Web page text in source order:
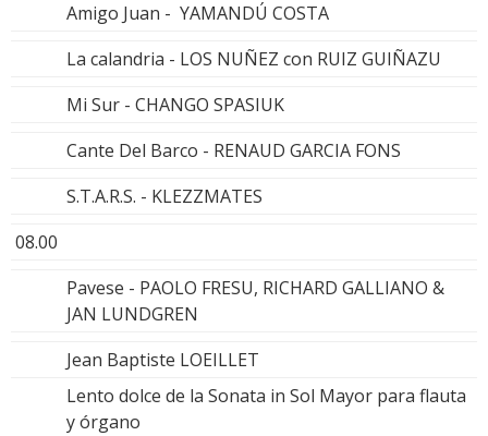
Amigo Juan - YAMANDÚ COSTA
La calandria - LOS NUÑEZ con RUIZ GUIÑAZU
Mi Sur - CHANGO SPASIUK
Cante Del Barco - RENAUD GARCIA FONS
S.T.A.R.S. - KLEZZMATES
08.00
Pavese - PAOLO FRESU, RICHARD GALLIANO &
JAN LUNDGREN
Jean Baptiste LOEILLET
Lento dolce de la Sonata in Sol Mayor para flauta
y órgano